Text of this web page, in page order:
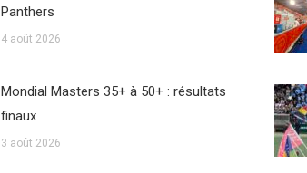
Panthers
4 août 2026
Mondial Masters 35+ à 50+ : résultats
finaux
3 août 2026